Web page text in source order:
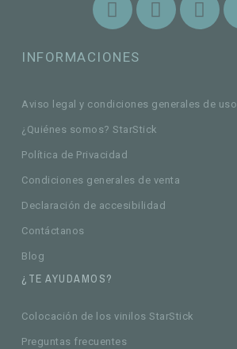
INFORMACIONES
Aviso legal y condiciones generales de uso
¿Quiénes somos? StarStick
Política de Privacidad
Condiciones generales de venta
Declaración de accesibilidad
Contáctanos
Blog
¿TE AYUDAMOS?
Colocación de los vinilos StarStick
Preguntas frecuentes